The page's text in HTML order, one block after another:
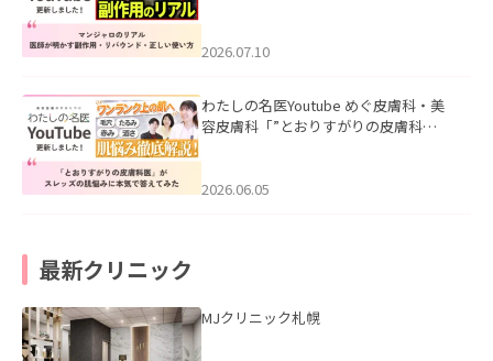
た。
2026.07.10
わたしの名医Youtube めぐ皮膚科・美
容皮膚科「”とおりすがりの皮膚科
2026.06.05
最新クリニック
MJクリニック札幌